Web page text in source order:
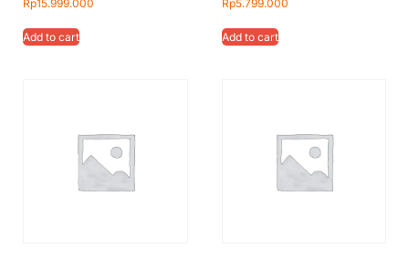
Rp15.999.000
Add to cart
Rp5.799.000
Add to cart